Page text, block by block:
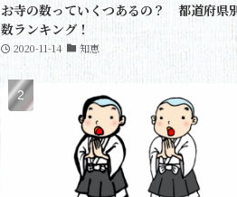
お寺の数っていくつあるの？ 都道府県
数ランキング！
2020-11-14 知恵